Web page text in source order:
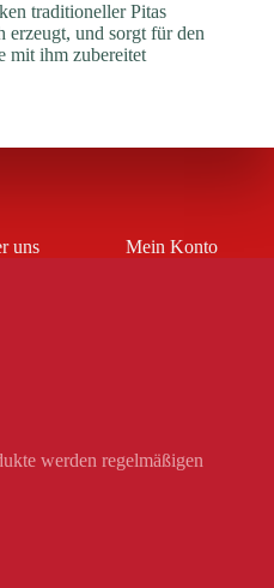
traditioneller Pitas
und sorgt für den
mit ihm zubereitet
uns
Mein Konto
werden regelmäßigen